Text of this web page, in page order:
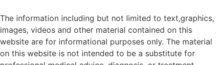
The information including but not limited to text,graphics,
images, videos and other material contained on this
website are for informational purposes only. The material
on this website is not intended to be a substitute for